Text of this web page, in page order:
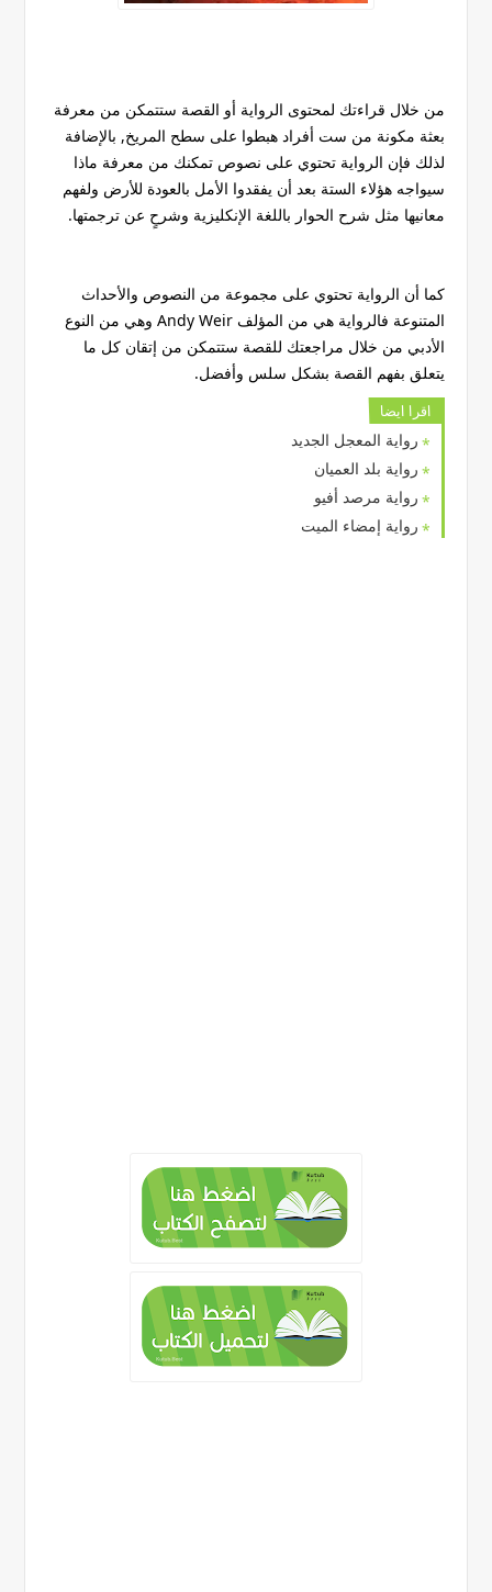
من خلال قراءتك لمحتوى الرواية أو القصة ستتمكن من معرفة
بعثة مكونة من ست أفراد هبطوا على سطح المريخ, بالإضافة
لذلك فإن الرواية تحتوي على نصوص تمكنك من معرفة ماذا
سيواجه هؤلاء الستة بعد أن يفقدوا الأمل بالعودة للأرض ولفهم
معانيها مثل شرح الحوار باللغة الإنكليزية وشرحٍ عن ترجمتها.
كما أن الرواية تحتوي على مجموعة من النصوص والأحداث
المتنوعة فالرواية هي من المؤلف Andy Weir وهي من النوع
الأدبي من خلال مراجعتك للقصة ستتمكن من إتقان كل ما
يتعلق بفهم القصة بشكل سلس وأفضل.
اقرا ايضا
رواية المعجل الجديد
رواية بلد العميان
رواية مرصد أفيو
رواية إمضاء الميت